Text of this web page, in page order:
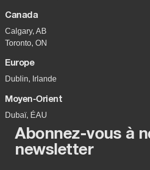
Canada
Calgary, AB
Toronto, ON
Europe
Dublin, Irlande
Moyen-Orient
Dubaï, ÉAU
Abonnez-vous à
newsletter